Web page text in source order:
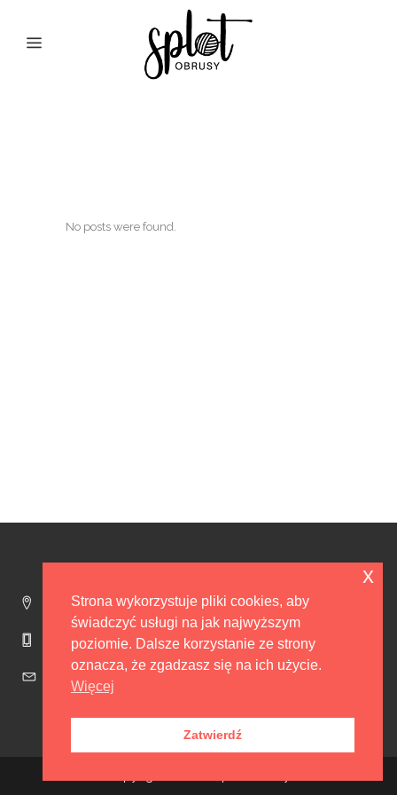
No posts were found.
Rydzyny 89b, 95-200 Pabianice
+48 502-210-132
info@obrusy-splot.pl
Strona wykorzystuje pliki cookies, aby
świadczyć usługi na jak najwyższym
poziomie. Dalsze korzystanie ze strony
oznacza, że zgadzasz się na ich użycie.
Więcej
Zatwierdź
x